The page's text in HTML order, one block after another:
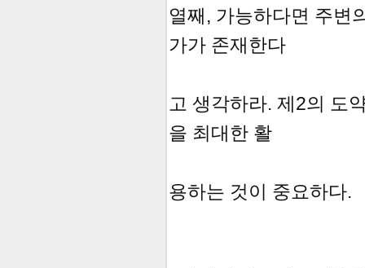
열째, 가능하다면 주변
가가 존재한다
고 생각하라. 제2의 도
을 최대한 활
용하는 것이 중요하다.